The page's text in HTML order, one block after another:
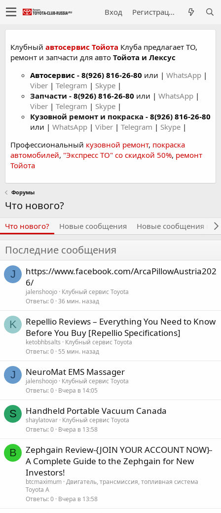
Вход Регистрация
Клубный автосервис Тойота Клуба предлагает ТО,
ремонт и запчасти для авто Тойота и Лексус
Автосервис - 8(926) 816-26-80 или | WhatsApp |
Viber | Telegram | Skype |
Запчасти - 8(926) 816-26-80 или | WhatsApp |
Viber | Telegram | Skype |
Кузовной ремонт и покраска - 8(926) 816-26-80
или | WhatsApp | Viber | Telegram | Skype |
Профессиональный кузовной ремонт, покраска
автомобилей, "Экспресс ТО" со скидкой 50%, ремонт
Тойота
Форумы
Что нового?
Что нового? Новые сообщения Новые сообщения
Последние сообщения
J
https://www.facebook.com/ArcaPillowAustria202
6/
jalenshoojo Клубный сервис Toyota
Ответы 0 36 мин. назад
K
Repellio Reviews – Everything You Need to Know
Before You Buy [Repellio Specifications]
ketobhbsalts
Клубный сервис Toyota
Ответы 0 55 мин. назад
J NeuroMat EMS Massager
jalenshoojo Клубный сервис Toyota
Ответы 0 Вчера в 14:05
S Handheld Portable Vacuum Canada
shaylatovar Клубный сервис Toyota
Ответы 0 Вчера в 13:58
B
Zephgain Review-{JOIN YOUR ACCOUNT NOW}-
A Complete Guide to the Zephgain for New
Investors!
btcmaximum Двигатель, трансмиссия, топливная система
Toyota A
Ответы 0 Вчера в 13:58